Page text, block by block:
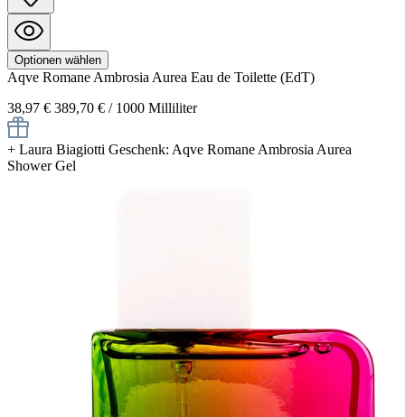
Optionen wählen
Aqve Romane Ambrosia Aurea Eau de Toilette (EdT)
38,97 € 389,70 € / 1000 Milliliter
+ Laura Biagiotti Geschenk: Aqve Romane Ambrosia Aurea
Shower Gel